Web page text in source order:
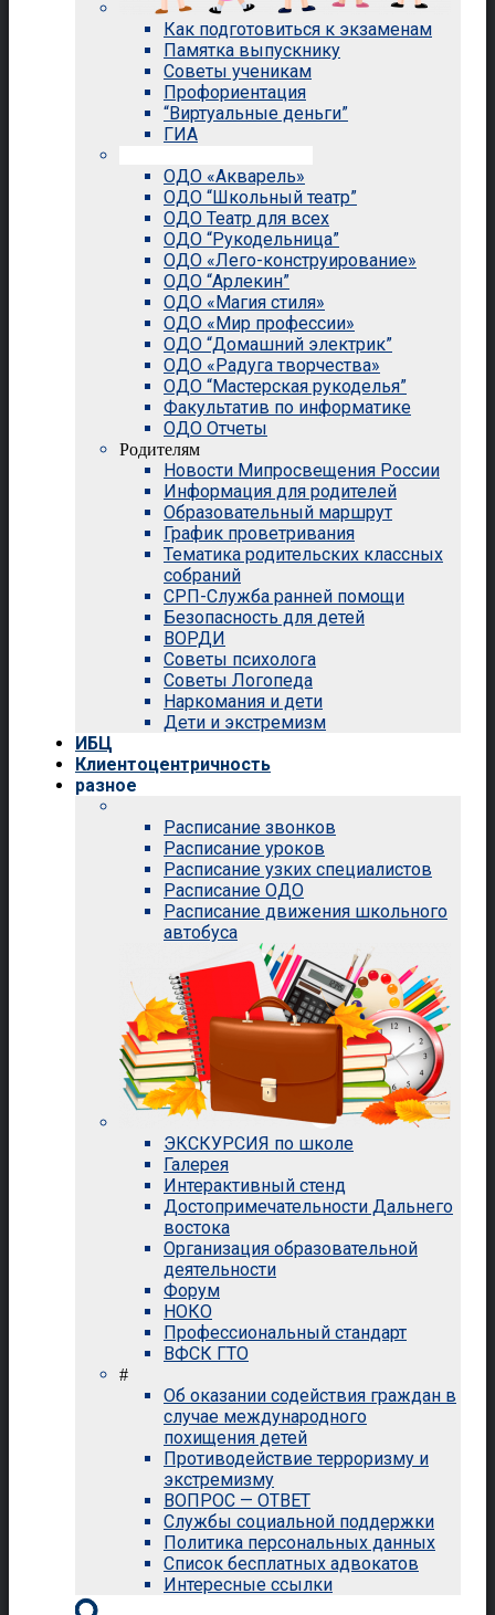
Как подготовиться к экзаменам
Памятка выпускнику
Советы ученикам
Профориентация
“Виртуальные деньги”
ГИА
ОДО «Акварель»
ОДО “Школьный театр”
ОДО Театр для всех
ОДО “Рукодельница”
ОДО «Лего-конструирование»
ОДО “Арлекин”
ОДО «Магия стиля»
ОДО «Мир профессии»
ОДО “Домашний электрик”
ОДО «Радуга творчества»
ОДО “Мастерская рукоделья”
Факультатив по информатике
ОДО Отчеты
Родителям
Новости Мипросвещения России
Информация для родителей
Образовательный маршрут
График проветривания
Тематика родительских классных
собраний
СРП-Служба ранней помощи
Безопасность для детей
ВОРДИ
Советы психолога
Советы Логопеда
Наркомания и дети
Дети и экстремизм
ИБЦ
Клиентоцентричность
разное
Расписание звонков
Расписание уроков
Расписание узких специалистов
Расписание ОДО
Расписание движения школьного
автобуса
ЭКСКУРСИЯ по школе
Галерея
Интерактивный стенд
Достопримечательности Дальнего
востока
Организация образовательной
деятельности
Форум
НОКО
Профессиональный стандарт
ВФСК ГТО
#
Об оказании содействия граждан в
случае международного
похищения детей
Противодействие терроризму и
экстремизму
ВОПРОС — ОТВЕТ
Службы социальной поддержки
Политика персональных данных
Список бесплатных адвокатов
Интересные ссылки